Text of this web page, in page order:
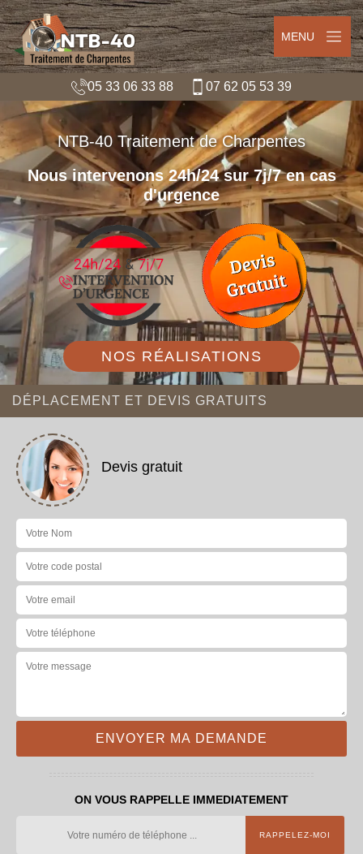
MENU
05 33 06 33 88 07 62 05 53 39
NTB-40 Traitement de Charpentes
Nous intervenons 24h/24 sur 7j/7 en cas
d'urgence
NOS RÉALISATIONS
DÉPLACEMENT ET DEVIS GRATUITS
Devis gratuit
ON VOUS RAPPELLE IMMEDIATEMENT